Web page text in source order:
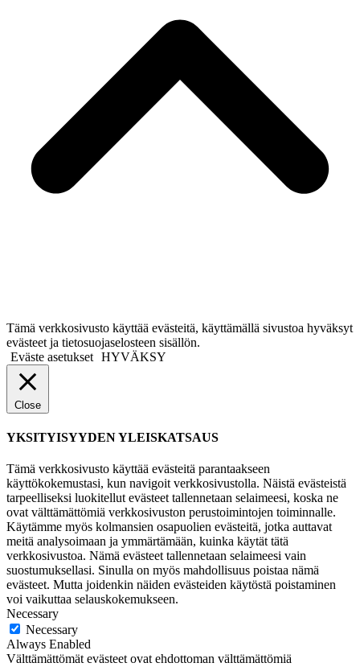
Tämä verkkosivusto käyttää evästeitä, käyttämällä sivustoa hyväksyt
evästeet ja tietosuojaselosteen sisällön.
Eväste asetukset HYVÄKSY
Close
YKSITYISYYDEN YLEISKATSAUS
Tämä verkkosivusto käyttää evästeitä parantaakseen
käyttökokemustasi, kun navigoit verkkosivustolla. Näistä evästeistä
tarpeelliseksi luokitellut evästeet tallennetaan selaimeesi, koska ne
ovat välttämättömiä verkkosivuston perustoimintojen toiminnalle.
Käytämme myös kolmansien osapuolien evästeitä, jotka auttavat
meitä analysoimaan ja ymmärtämään, kuinka käytät tätä
verkkosivustoa. Nämä evästeet tallennetaan selaimeesi vain
suostumuksellasi. Sinulla on myös mahdollisuus poistaa nämä
evästeet. Mutta joidenkin näiden evästeiden käytöstä poistaminen
voi vaikuttaa selauskokemukseen.
Necessary
Necessary
Always Enabled
Välttämättömät evästeet ovat ehdottoman välttämättömiä